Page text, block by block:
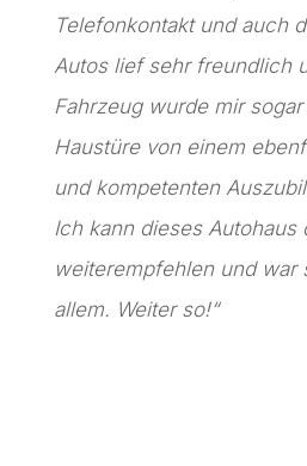
Telefonkontakt und auch
Autos lief sehr freundlich
Fahrzeug wurde mir
Haustüre von einem
und kompetenten
Ich kann dieses Autohaus
weiterempfehlen und war
allem. Weiter so!“